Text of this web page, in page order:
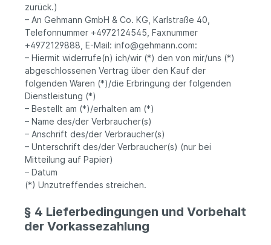
zurück.)
– An Gehmann GmbH & Co. KG, Karlstraße 40,
Telefonnummer +4972124545, Faxnummer
+4972129888, E-Mail: info@gehmann.com:
– Hiermit widerrufe(n) ich/wir (*) den von mir/uns (*)
abgeschlossenen Vertrag über den Kauf der
folgenden Waren (*)/die Erbringung der folgenden
Dienstleistung (*)
– Bestellt am (*)/erhalten am (*)
– Name des/der Verbraucher(s)
– Anschrift des/der Verbraucher(s)
– Unterschrift des/der Verbraucher(s) (nur bei
Mitteilung auf Papier)
– Datum
(*) Unzutreffendes streichen.
§ 4 Lieferbedingungen und Vorbehalt
der Vorkassezahlung